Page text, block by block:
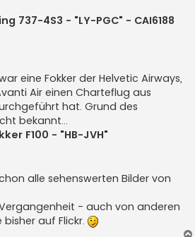
737-4S3 - "LY-PGC" - CAI6188
eine Fokker der Helvetic Airways,
Air einen Charteflug aus
hat. Grund des
bekannt...
F100 - "HB-JVH"
alle sehenswerten Bilder von
- auch von anderen
auf Flickr.